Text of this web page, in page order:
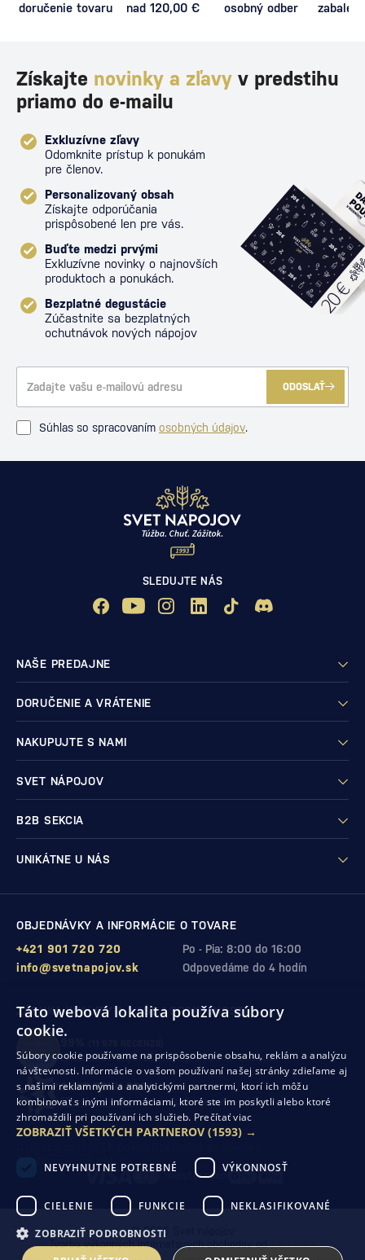
doručenie tovaru
nad 120,00 €
osobný odber
Získajte novinky a zľavy v predstihu
priamo do e-mailu
Exkluzívne zľavy
Odomknite prístup k ponukám
pre členov.
Personalizovaný obsah
Získajte odporúčania
prispôsobené len pre vás.
Buďte medzi prvými
Exkluzívne novinky o najnovších
produktoch a ponukách.
Bezplatné degustácie
Zúčastnite sa bezplatných
ochutnávok nových nápojov
ODOSLAŤ
Súhlas so spracovaním osobných údajov.
SLEDUJTE NÁS
NAŠE PREDAJNE
DORUČENIE A VRÁTENIE
NAKUPUJTE S NAMI
SVET NÁPOJOV
B2B SEKCIA
UNIKÁTNE U NÁS
OBJEDNÁVKY A INFORMÁCIE O TOVARE
Po - Pia: 8:00 do 16:00
+421 901 720 720
Odpovedáme do 4 hodín
info@svetnapojov.sk
ZÁRUKA KVALITY A VAŠEJ SPOKOJNOSTI
zákazníkov odporúča nákup v našom obchode
SHOP ROKU 2024
10. rok po sebesme získali ocenenie od Heureka
Odstúpenie od zmluvy
© 2026 Svet nápojov
Tvorba výkonných internetových obchodov odRIESENIA
Táto webová lokalita používa súbory
cookie.
Súbory cookie používame na prispôsobenie obsahu, reklám a analýzu
návštevnosti. Informácie o vašom používaní našej stránky zdieľame aj
s našimi reklamnými a analytickými partnermi, ktorí ich môžu
kombinovať s inými informáciami, ktoré ste im poskytli alebo ktoré
zhromaždili pri používaní ich služieb. Prečítať viac
ZOBRAZIŤ VŠETKÝCH PARTNEROV (1593) →
NEVYHNUTNE POTREBNÉ VÝKONNOSŤ
CIELENIE FUNKCIE NEKLASIFIKOVANÉ
ZOBRAZIŤ PODROBNOSTI